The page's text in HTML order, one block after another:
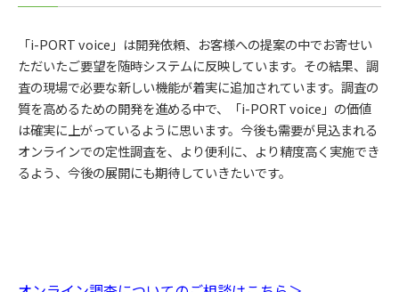
「i-PORT voice」は開発依頼、お客様への提案の中でお寄せい
ただいたご要望を随時システムに反映しています。その結果、調
査の現場で必要な新しい機能が着実に追加されています。調査の
質を高めるための開発を進める中で、「i-PORT voice」の価値
は確実に上がっているように思います。今後も需要が見込まれる
オンラインでの定性調査を、より便利に、より精度高く実施でき
るよう、今後の展開にも期待していきたいです。